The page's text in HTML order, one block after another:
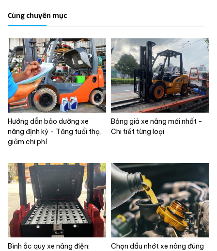
Cùng chuyên mục
Hướng dẫn bảo dưỡng xe
nâng định kỳ - Tăng tuổi thọ,
giảm chi phí
Bảng giá xe nâng mới nhất -
Chi tiết từng loại
Bình ắc quy xe nâng điện:
Chọn dầu nhớt xe nâng đúng